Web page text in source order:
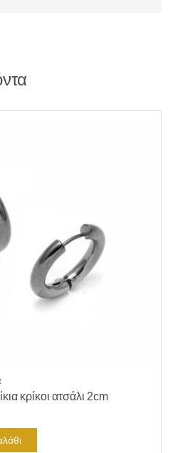
κρίκοι ατσάλι 2cm